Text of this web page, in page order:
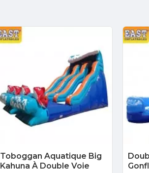
Toboggan Aquatique Big
Kahuna À Double Voie